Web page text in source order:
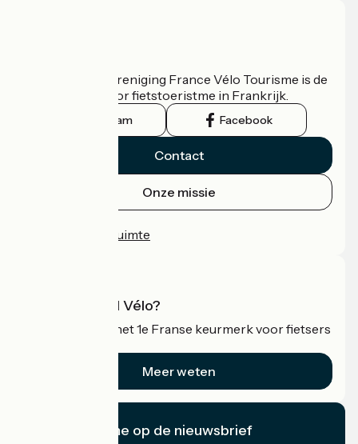
De nationale vereniging France Vélo Tourisme is de
officiële gids voor fietstoeristme in Frankrijk.
Instagram Facebook
Contact
Onze missie
Professionele ruimte
Wat is Accueil Vélo?
Accueil Vélo is het 1e Franse keurmerk voor fietsers
Meer weten
Ik abonneer me op de nieuwsbrief